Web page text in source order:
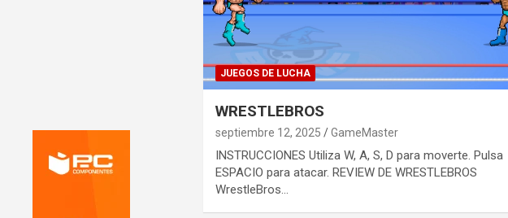
JUEGOS DE LUCHA
WRESTLEBROS
septiembre 12, 2025 GameMaster
INSTRUCCIONES Utiliza W, A, S, D para moverte. Pulsa
ESPACIO para atacar. REVIEW DE WRESTLEBROS
WrestleBros…